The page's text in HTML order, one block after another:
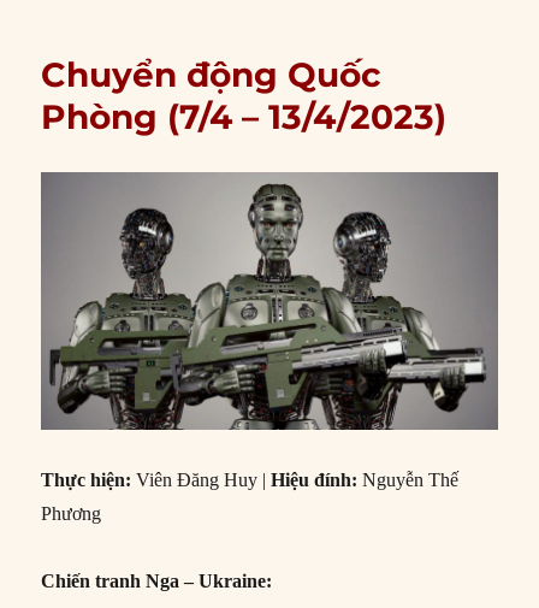
Chuyển động Quốc
Phòng (7/4 – 13/4/2023)
Thực hiện: Viên Đăng Huy |Hiệu đính: Nguyễn Thế
Phương
Chiến tranh Nga – Ukraine: